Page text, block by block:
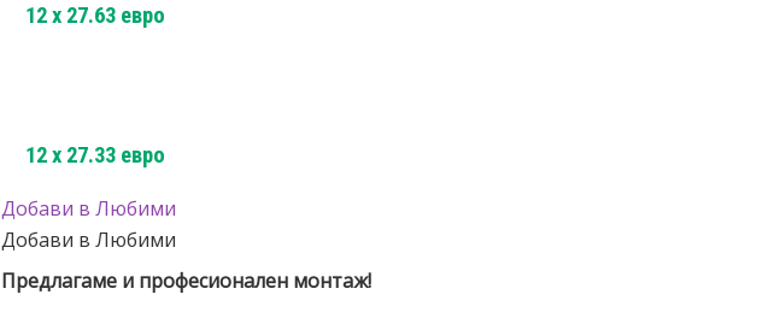
12x 27.63евро
12x 27.33евро
Добави в Любими
Добави в Любими
Предлагаме и професионален монтаж!